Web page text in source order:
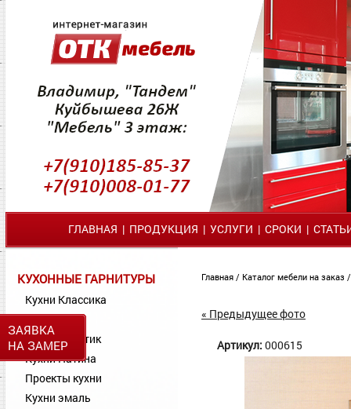
ЗАЯВКА
НА ЗАМЕР
ГЛАВНАЯ | ПРОДУКЦИЯ | УСЛУГИ | СРОКИ |
КУХОННЫЕ ГАРНИТУРЫ
Кухни Классика
Кухни МДФ
Кухни Пластик
Кухни Патина
Проекты кухни
Кухни эмаль
Главная / Каталог мебели на заказ
« Предыдущее фото
Артикул: 000615